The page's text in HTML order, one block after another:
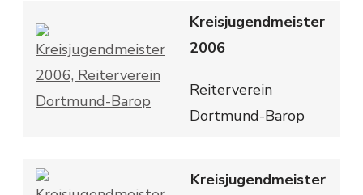
Kreisjugendmeister
2006
Reiterverein
Dortmund-Barop
Kreisjugendmeister